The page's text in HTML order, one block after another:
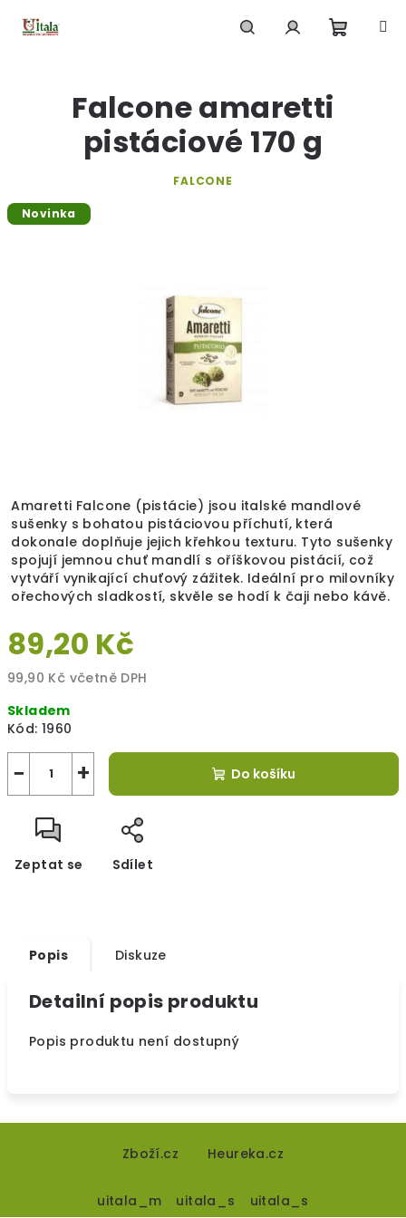
Amaretti Falcone (pistácie) jsou italské mandlové
sušenky s bohatou pistáciovou příchutí, která
dokonale doplňuje jejich křehkou texturu. Tyto sušenky
spojují jemnou chuť mandlí s oříškovou pistácií, což
vytváří vynikající chuťový zážitek. Ideální pro milovníky
ořechových sladkostí, skvěle se hodí k čaji nebo kávě.
89,20 Kč
99,90 Kč včetně DPH
cena:
Skladem
Kód: 1960
+
− Do košíku
Zeptat se Sdílet
Falcone amaretti
pistáciové 170 g
FALCONE
Novinka
Popis Diskuze
Detailní popis produktu
Popis produktu není dostupný
a
Zboží.cz Heureka.cz
uitala_m uitala_s uitala_s